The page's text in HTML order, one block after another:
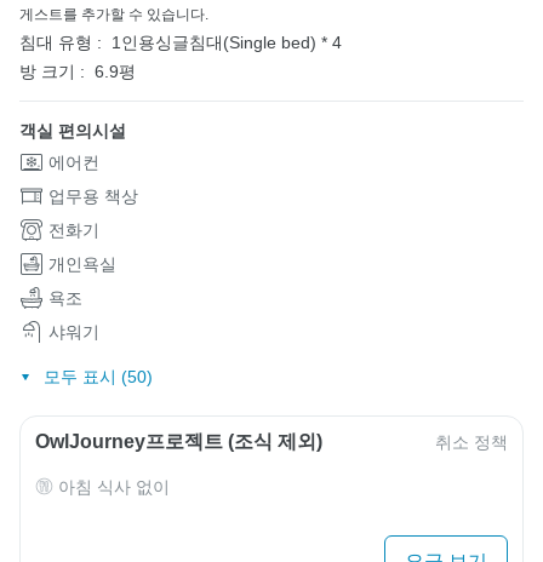
게스트를 추가할 수 있습니다.
침대 유형 :
1인용싱글침대(Single bed) * 4
방 크기 : 6.9평
객실 편의시설
에어컨
업무용 책상
전화기
개인욕실
욕조
샤워기
모두 표시 (50)
OwlJourney프로젝트 (조식 제외) 취소 정책
아침 식사 없이